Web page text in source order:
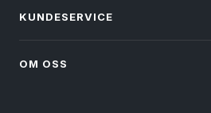
KUNDESERVICE
OM OSS